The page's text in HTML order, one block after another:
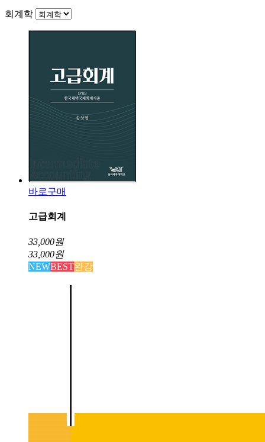
회계학
바로구매
고급회계
33,000원
33,000원
NEWBEST완강